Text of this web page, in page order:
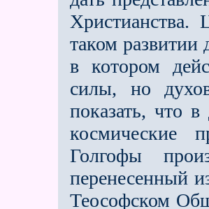
Христианства.
таком
в котором
силы, но
показать, что
космические
Голгофы
перенесенный
Теософском